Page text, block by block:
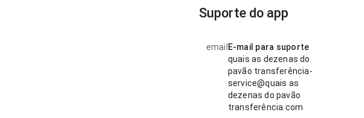
Suporte do app
email E-mail para suporte
quais as dezenas do
pavão transferência-
service@quais as
dezenas do pavão
transferência.com